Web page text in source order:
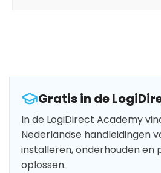
Gratis in de
In de LogiDirect Academy
Nederlandse handleidingen
installeren, onderhouden en
oplossen.